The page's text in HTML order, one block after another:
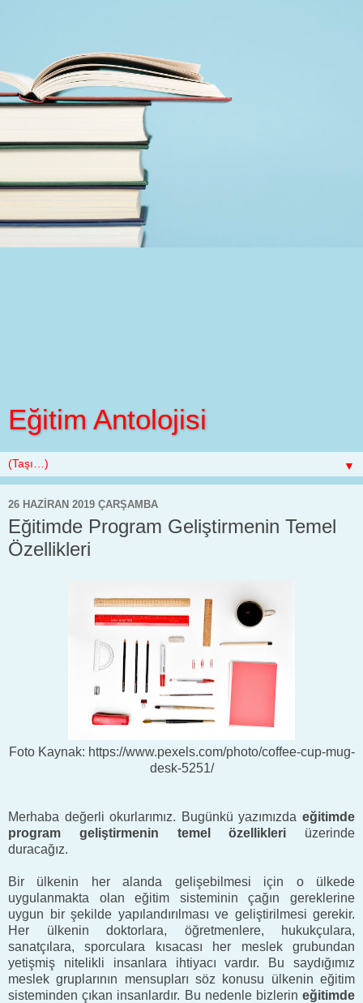
Eğitim Antolojisi
▼
26 HAZIRAN 2019 ÇARŞAMBA
Eğitimde Program Geliştirmenin Temel
Özellikleri
Foto Kaynak: https://www.pexels.com/photo/coffee-cup-mug-
desk-5251/
Merhaba değerli okurlarımız. Bugünkü yazımızda eğitimde
program geliştirmenin temel özellikleri üzerinde
duracağız.
Bir ülkenin her alanda gelişebilmesi için o ülkede
uygulanmakta olan eğitim sisteminin çağın gereklerine
uygun bir şekilde yapılandırılması ve geliştirilmesi gerekir.
Her ülkenin doktorlara, öğretmenlere, hukukçulara,
sanatçılara, sporculara kısacası her meslek grubundan
yetişmiş nitelikli insanlara ihtiyacı vardır. Bu saydığımız
meslek gruplarının mensupları söz konusu ülkenin eğitim
sisteminden çıkan insanlardır. Bu nedenle bizlerin eğitimde